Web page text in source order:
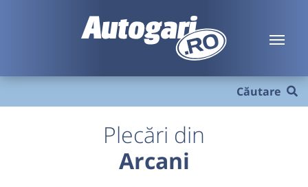
Căutare
Plecări din
Arcani